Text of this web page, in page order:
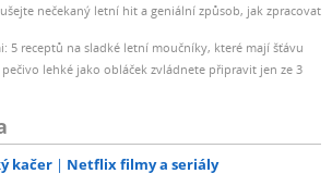
nečekaný letní hit a geniální způsob, jak zpracovat
5 receptů na sladké letní moučníky, které mají šťávu
lehké jako obláček zvládnete připravit jen ze 3
kačer Netflix filmy a seriály